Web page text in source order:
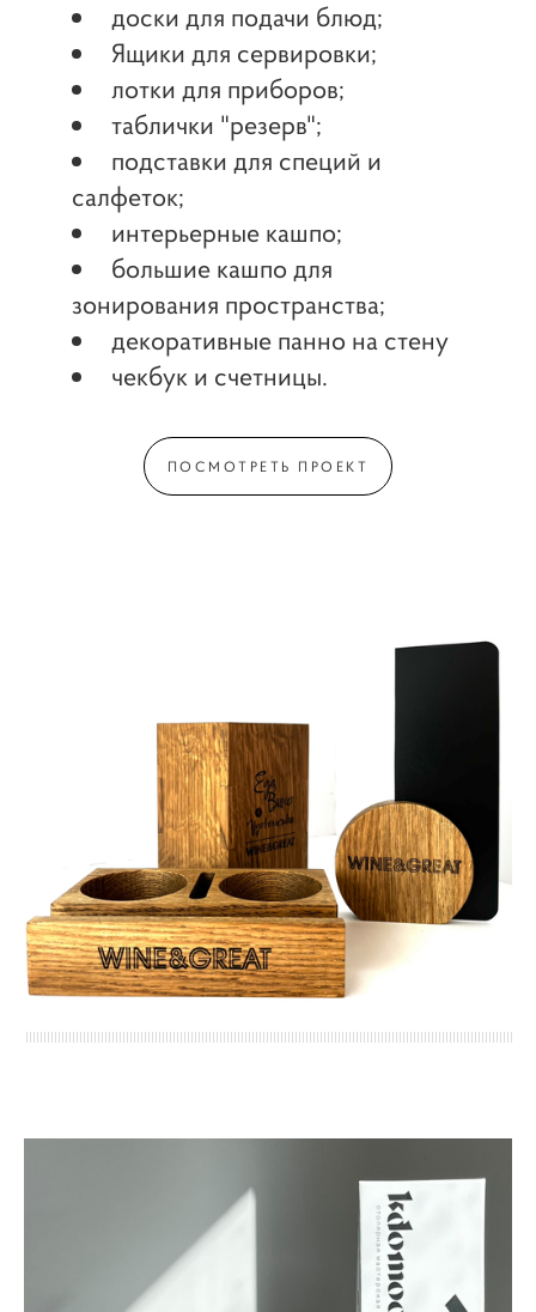
доски для подачи блюд;
Ящики для сервировки;
лотки для приборов;
таблички "резерв";
подставки для специй и
салфеток;
интерьерные кашпо;
большие кашпо для
зонирования пространства;
декоративные панно на стену
чекбук и счетницы.
ПОСМОТРЕТЬ ПРОЕКТ